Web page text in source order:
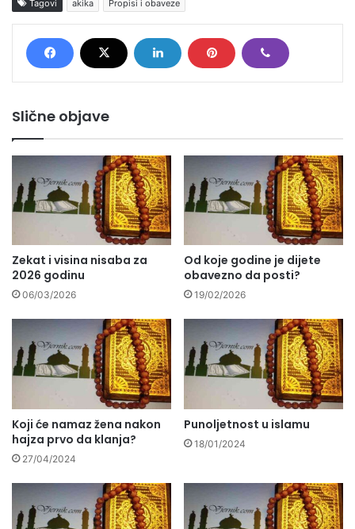
Tagovi akika Propisi i obaveze
Slične objave
Zekat i visina nisaba za
2026 godinu
06/03/2026
Od koje godine je dijete
obavezno da posti?
19/02/2026
Koji će namaz žena nakon
hajza prvo da klanja?
27/04/2024
Punoljetnost u islamu
18/01/2024